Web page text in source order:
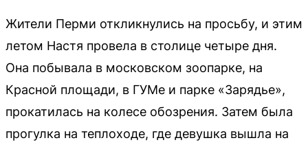
Жители Перми откликнулись на просьбу, и этим
летом Настя провела в столице четыре дня.
Она побывала в московском зоопарке, на
Красной площади, в ГУМе и парке «Зарядье»,
прокатилась на колесе обозрения. Затем была
прогулка на теплоходе, где девушка вышла на